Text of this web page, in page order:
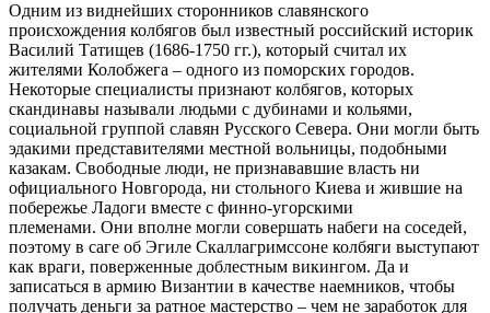
Одним из виднейших сторонников славянского
происхождения колбягов был известный российский историк
Василий Татищев (1686-1750 гг.), который считал их
жителями Колобжега – одного из поморских городов.
Некоторые специалисты признают колбягов, которых
скандинавы называли людьми с дубинами и кольями,
социальной группой славян Русского Севера. Они могли быть
эдакими представителями местной вольницы, подобными
казакам. Свободные люди, не признававшие власть ни
официального Новгорода, ни стольного Киева и жившие на
побережье Ладоги вместе с финно-угорскими
племенами. Они вполне могли совершать набеги на соседей,
поэтому в саге об Эгиле Скаллагримссоне колбяги выступают
как враги, поверженные доблестным викингом. Да и
записаться в армию Византии в качестве наемников, чтобы
получать деньги за ратное мастерство – чем не заработок для